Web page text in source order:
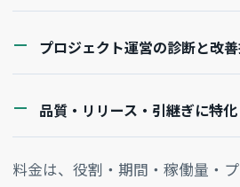
プロジェクト運営の診断と改
品質・リリース・引継ぎに特
料金は、役割・期間・稼働量・